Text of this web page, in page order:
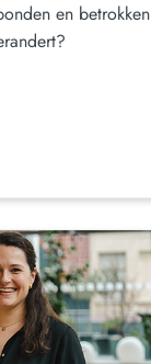
en betrokken